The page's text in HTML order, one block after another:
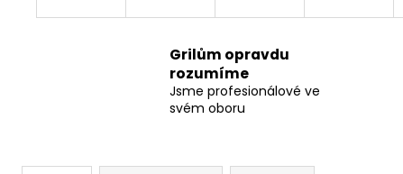
Grilům opravdu
rozumíme
Jsme profesionálové ve
svém oboru